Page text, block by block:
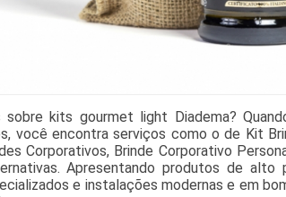
sobre kits gourmet light Diadema?
você encontra serviços como o de Kit
Corporativos, Brinde Corporativo
Apresentando produtos de alto
e instalações modernas e em